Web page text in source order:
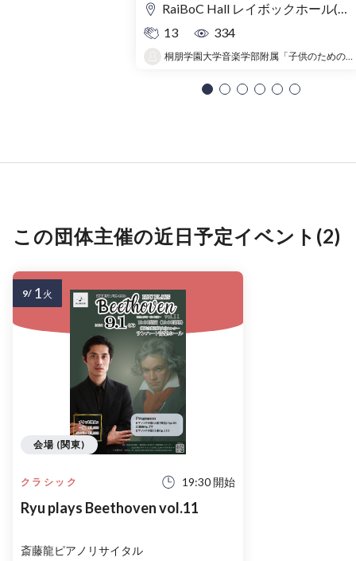
RaiBoC Hall レイボックホール(市民会館おおみや) 5F リハーサルルーム・レクリエーションルーム
13
334
桐朋学園大学音楽学部附属「子供のための音楽教室 」大宮教室
この団体主催の近日予定イベント(2)
クラシック 19:30 開始
Ryu plays Beethoven vol.11
斎藤龍ピアノリサイタル
会場 (関東)
9/ 1 火